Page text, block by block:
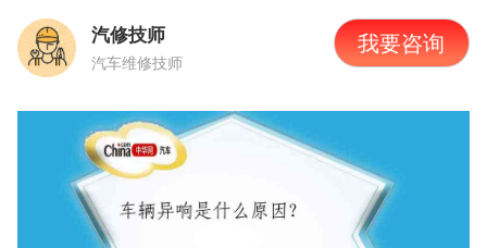
汽修技师
汽车维修技师
我要咨询